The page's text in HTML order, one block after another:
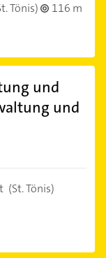
Tönis)
116 m
und
und
(St. Tönis)